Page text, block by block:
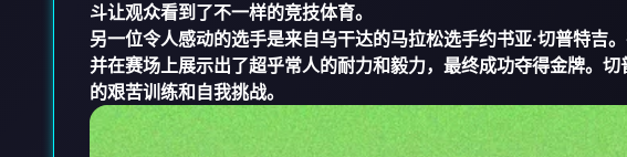
斗让观众看到了不一样的竞技体育。
另一位令人感动的选手是来自乌干达的马拉松选手约书亚·切普特吉
并在赛场上展示出了超乎常人的耐力和毅力，最终成功夺得金牌。
的艰苦训练和自我挑战。